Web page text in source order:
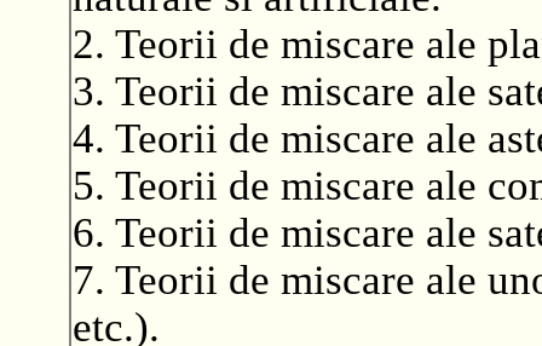
2. Teorii de miscare ale
3. Teorii de miscare ale
4. Teorii de miscare ale
5. Teorii de miscare ale
6. Teorii de miscare ale
7. Teorii de miscare ale
etc.).